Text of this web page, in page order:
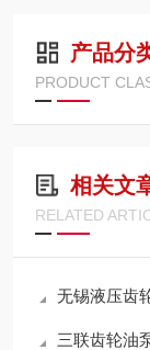
产品分
PRODUCT
相关文
RELATED
无锡液压齿
三联齿轮油